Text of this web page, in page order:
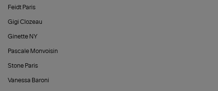
Feidt Paris
Gigi Clozeau
Ginette NY
Pascale Monvoisin
Stone Paris
Vanessa Baroni